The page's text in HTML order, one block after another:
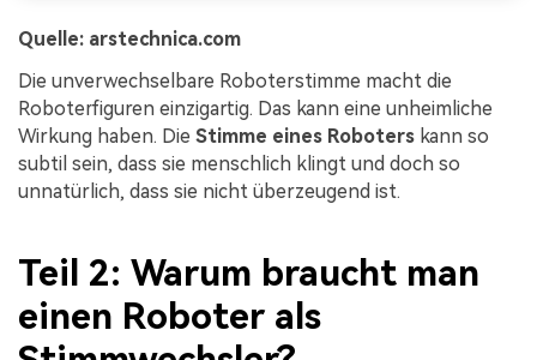
Quelle: arstechnica.com
Die unverwechselbare Roboterstimme macht die
Roboterfiguren einzigartig. Das kann eine unheimliche
Wirkung haben. Die Stimme eines Roboters kann so
subtil sein, dass sie menschlich klingt und doch so
unnatürlich, dass sie nicht überzeugend ist.
Teil 2: Warum braucht man
einen Roboter als